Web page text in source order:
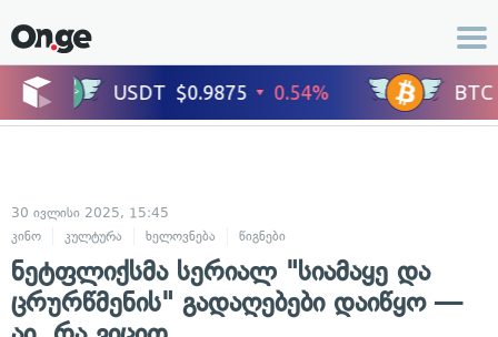
30 ივლისი 2025, 15:45
კინო
კულტურა ხელოვნება წიგნები
ნეტფლიქსმა სერიალ "სიამაყე და
ცრურწმენის" გადაღებები დაიწყო —